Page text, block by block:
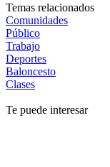
Temas relacionados
Comunidades
Público
Trabajo
Deportes
Baloncesto
Clases
Te puede interesar